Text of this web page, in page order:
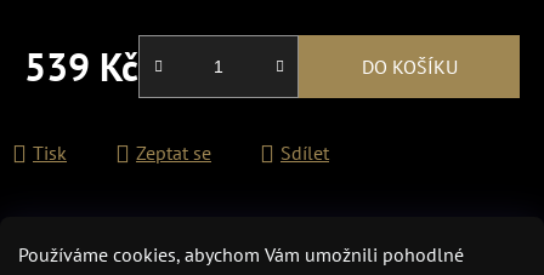
Používáme cookies, abychom Vám umožnili pohodlné
539 Kč DO KOŠÍKU
Tisk Zeptat se Sdílet